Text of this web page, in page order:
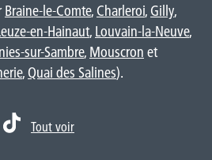
Braine-le-Comte, Charleroi, Gilly,
en-Hainaut, Louvain-la-Neuve,
sur-Sambre, Mouscron et
, Quai des Salines).
Tout voir